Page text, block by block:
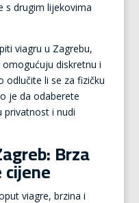
s drugim lijekovima
viagru u Zagrebu,
diskretnu i
odlučite li se za fizičku
je da odaberete
privatnost i nudi
Brza
viagre, brzina i